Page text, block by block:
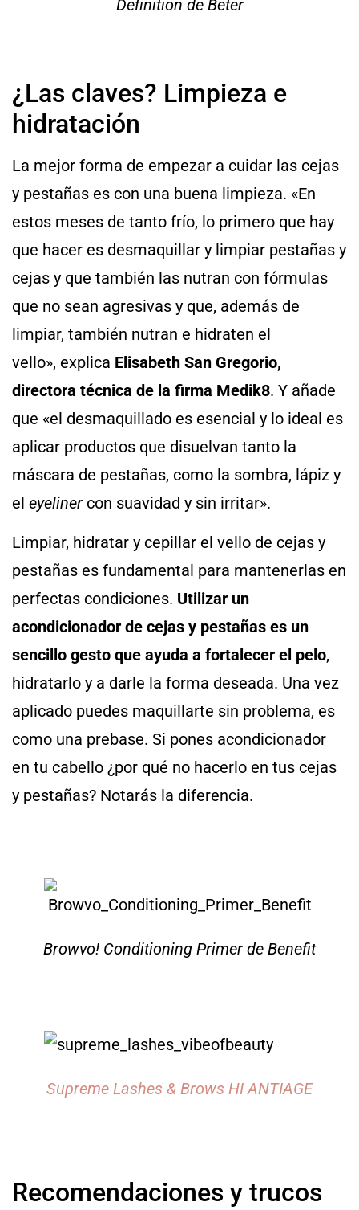
Definition de Beter
¿Las claves? Limpieza e
hidratación
La mejor forma de empezar a cuidar las cejas
y pestañas es con una buena limpieza. «En
estos meses de tanto frío, lo primero que hay
que hacer es desmaquillar y limpiar pestañas y
cejas y que también las nutran con fórmulas
que no sean agresivas y que, además de
limpiar, también nutran e hidraten el
vello», explica Elisabeth San Gregorio,
directora técnica de la firma Medik8. Y añade
que «el desmaquillado es esencial y lo ideal es
aplicar productos que disuelvan tanto la
máscara de pestañas, como la sombra, lápiz y
el eyeliner con suavidad y sin irritar».
Limpiar, hidratar y cepillar el vello de cejas y
pestañas es fundamental para mantenerlas en
perfectas condiciones. Utilizar un
acondicionador de cejas y pestañas es un
sencillo gesto que ayuda a fortalecer el pelo,
hidratarlo y a darle la forma deseada. Una vez
aplicado puedes maquillarte sin problema, es
como una prebase. Si pones acondicionador
en tu cabello ¿por qué no hacerlo en tus cejas
y pestañas? Notarás la diferencia.
Browvo! Conditioning Primer de Benefit
Supreme Lashes & Brows HI ANTIAGE
Recomendaciones y trucos